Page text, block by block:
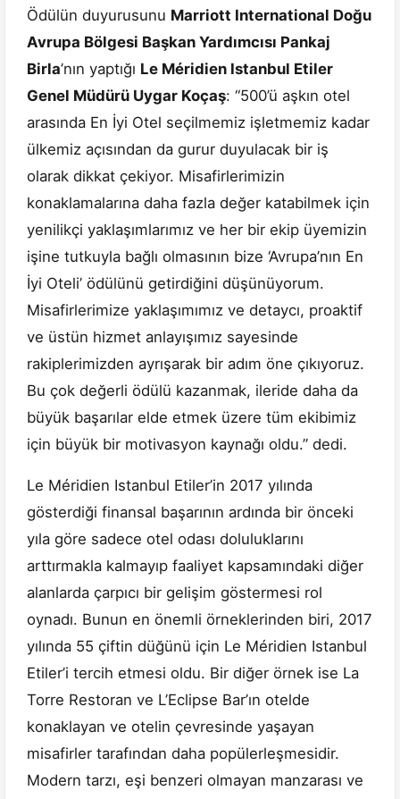
Ödülün duyurusunu Marriott International Doğu
Avrupa Bölgesi Başkan Yardımcısı Pankaj
Birla’nın yaptığı Le Méridien Istanbul Etiler
Genel Müdürü Uygar Koçaş: “500’ü aşkın otel
arasında En İyi Otel seçilmemiz işletmemiz kadar
ülkemiz açısından da gurur duyulacak bir iş
olarak dikkat çekiyor. Misafirlerimizin
konaklamalarına daha fazla değer katabilmek için
yenilikçi yaklaşımlarımız ve her bir ekip üyemizin
işine tutkuyla bağlı olmasının bize ‘Avrupa’nın En
İyi Oteli’ ödülünü getirdiğini düşünüyorum.
Misafirlerimize yaklaşımımız ve detaycı, proaktif
ve üstün hizmet anlayışımız sayesinde
rakiplerimizden ayrışarak bir adım öne çıkıyoruz.
Bu çok değerli ödülü kazanmak, ileride daha da
büyük başarılar elde etmek üzere tüm ekibimiz
için büyük bir motivasyon kaynağı oldu.” dedi.
Le Méridien Istanbul Etiler’in 2017 yılında
gösterdiği finansal başarının ardında bir önceki
yıla göre sadece otel odası doluluklarını
arttırmakla kalmayıp faaliyet kapsamındaki diğer
alanlarda çarpıcı bir gelişim göstermesi rol
oynadı. Bunun en önemli örneklerinden biri, 2017
yılında 55 çiftin düğünü için Le Méridien Istanbul
Etiler’i tercih etmesi oldu. Bir diğer örnek ise La
Torre Restoran ve L’Eclipse Bar’ın otelde
konaklayan ve otelin çevresinde yaşayan
misafirler tarafından daha popülerleşmesidir.
Modern tarzı, eşi benzeri olmayan manzarası ve